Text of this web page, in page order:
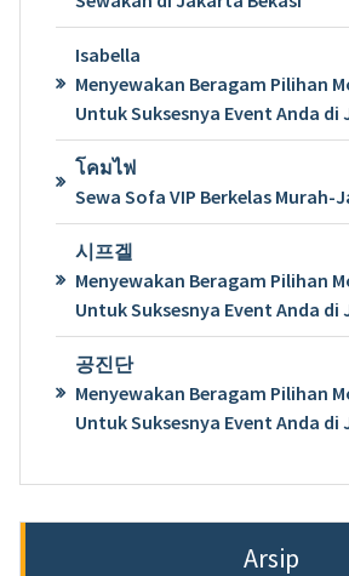
Isabella
Menyewakan Beragam Pilihan
Untuk Suksesnya Event Anda di
โคมไฟ
Sewa Sofa VIP Berkelas Murah-
시프겔
Menyewakan Beragam Pilihan
Untuk Suksesnya Event Anda di
공진단
Menyewakan Beragam Pilihan
Untuk Suksesnya Event Anda di
Arsip